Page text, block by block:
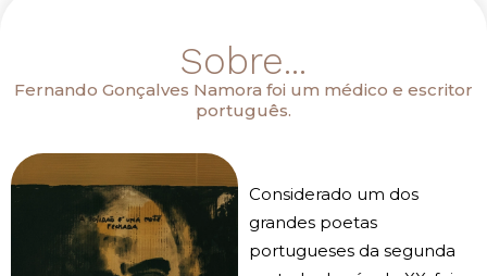
Sobre...
Fernando Gonçalves Namora foi um médico e escritor
português.
Considerado um dos
grandes poetas
portugueses da segunda